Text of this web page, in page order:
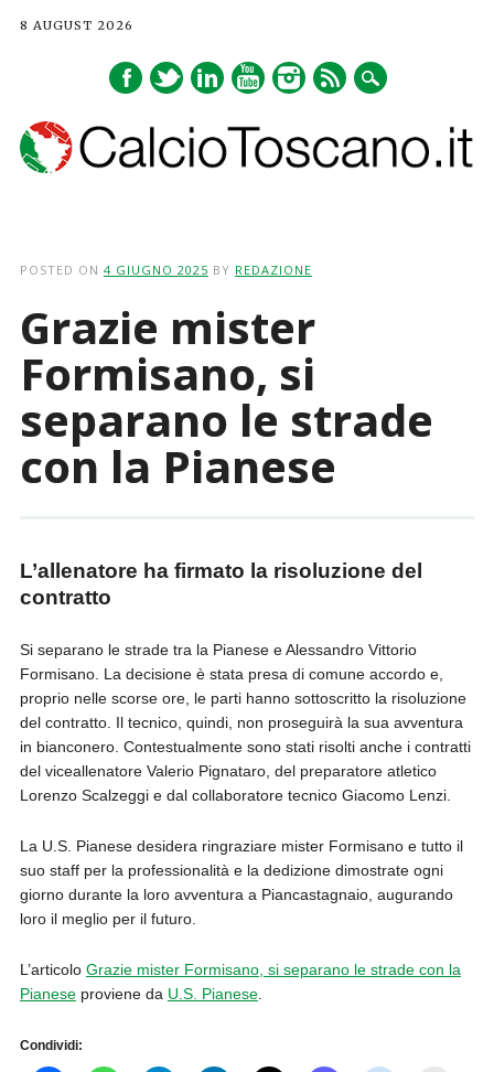
8 AUGUST 2026
POSTED ON 4 GIUGNO 2025 BY REDAZIONE
Grazie mister
Formisano, si
separano le strade
con la Pianese
L’allenatore ha firmato la risoluzione del
contratto
Si separano le strade tra la Pianese e Alessandro Vittorio
Formisano. La decisione è stata presa di comune accordo e,
proprio nelle scorse ore, le parti hanno sottoscritto la risoluzione
del contratto. Il tecnico, quindi, non proseguirà la sua avventura
in bianconero. Contestualmente sono stati risolti anche i contratti
del viceallenatore Valerio Pignataro, del preparatore atletico
Lorenzo Scalzeggi e dal collaboratore tecnico Giacomo Lenzi.
La U.S. Pianese desidera ringraziare mister Formisano e tutto il
suo staff per la professionalità e la dedizione dimostrate ogni
giorno durante la loro avventura a Piancastagnaio, augurando
loro il meglio per il futuro.
L’articolo Grazie mister Formisano, si separano le strade con la
Pianeseproviene da U.S. Pianese.
Condividi: